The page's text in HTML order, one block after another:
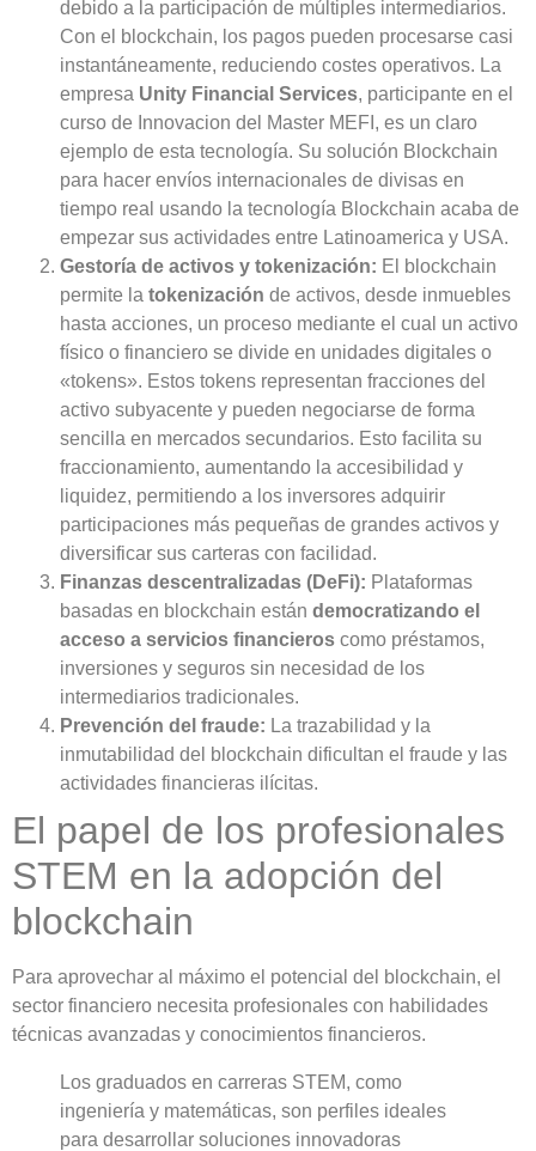
debido a la participación de múltiples intermediarios.
Con el blockchain, los pagos pueden procesarse casi
instantáneamente, reduciendo costes operativos. La
empresa Unity Financial Services, participante en el
curso de Innovacion del Master MEFI, es un claro
ejemplo de esta tecnología. Su solución Blockchain
para hacer envíos internacionales de divisas en
tiempo real usando la tecnología Blockchain acaba de
empezar sus actividades entre Latinoamerica y USA.
Gestoría de activos y tokenización: El blockchain
permite la tokenización de activos, desde inmuebles
hasta acciones, un proceso mediante el cual un activo
físico o financiero se divide en unidades digitales o
«tokens». Estos tokens representan fracciones del
activo subyacente y pueden negociarse de forma
sencilla en mercados secundarios. Esto facilita su
fraccionamiento, aumentando la accesibilidad y
liquidez, permitiendo a los inversores adquirir
participaciones más pequeñas de grandes activos y
diversificar sus carteras con facilidad.
Finanzas descentralizadas (DeFi): Plataformas
basadas en blockchain están democratizando el
acceso a servicios financieros como préstamos,
inversiones y seguros sin necesidad de los
intermediarios tradicionales.
Prevención del fraude: La trazabilidad y la
inmutabilidad del blockchain dificultan el fraude y las
actividades financieras ilícitas.
El papel de los profesionales
STEM en la adopción del
blockchain
Para aprovechar al máximo el potencial del blockchain, el
sector financiero necesita profesionales con habilidades
técnicas avanzadas y conocimientos financieros.
Los graduados en carreras STEM, como
ingeniería y matemáticas, son perfiles ideales
para desarrollar soluciones innovadoras